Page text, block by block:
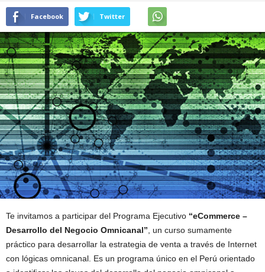
Facebook Twitter
Te invitamos a participar del Programa Ejecutivo “eCommerce –
Desarrollo del Negocio Omnicanal”, un curso sumamente
práctico para desarrollar la estrategia de venta a través de Internet
con lógicas omnicanal. Es un programa único en el Perú orientado